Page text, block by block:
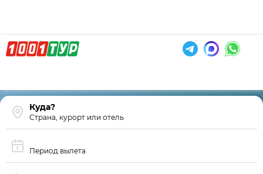
Страна, курорт или отель
Период вылета